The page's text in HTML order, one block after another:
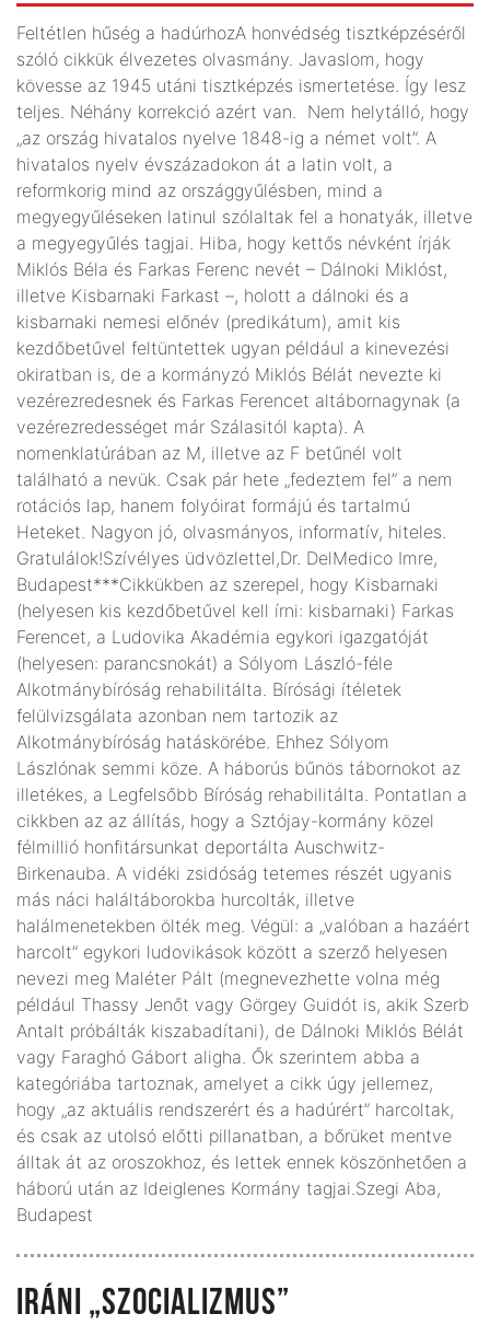
Feltétlen hűség a hadúrhozA honvédség tisztképzéséről
szóló cikkük élvezetes olvasmány. Javaslom, hogy
kövesse az 1945 utáni tisztképzés ismertetése. Így lesz
teljes. Néhány korrekció azért van. Nem helytálló, hogy
„az ország hivatalos nyelve 1848-ig a német volt”. A
hivatalos nyelv évszázadokon át a latin volt, a
reformkorig mind az országgyűlésben, mind a
megyegyűléseken latinul szólaltak fel a honatyák, illetve
a megyegyűlés tagjai. Hiba, hogy kettős névként írják
Miklós Béla és Farkas Ferenc nevét – Dálnoki Miklóst,
illetve Kisbarnaki Farkast –, holott a dálnoki és a
kisbarnaki nemesi előnév (predikátum), amit kis
kezdőbetűvel feltüntettek ugyan például a kinevezési
okiratban is, de a kormányzó Miklós Bélát nevezte ki
vezérezredesnek és Farkas Ferencet altábornagynak (a
vezérezredességet már Szálasitól kapta). A
nomenklatúrában az M, illetve az F betűnél volt
található a nevük. Csak pár hete „fedeztem fel” a nem
rotációs lap, hanem folyóirat formájú és tartalmú
Heteket. Nagyon jó, olvasmányos, informatív, hiteles.
Gratulálok!Szívélyes üdvözlettel,Dr. DelMedico Imre,
Budapest***Cikkükben az szerepel, hogy Kisbarnaki
(helyesen kis kezdőbetűvel kell írni: kisbarnaki) Farkas
Ferencet, a Ludovika Akadémia egykori igazgatóját
(helyesen: parancsnokát) a Sólyom László-féle
Alkotmánybíróság rehabilitálta. Bírósági ítéletek
felülvizsgálata azonban nem tartozik az
Alkotmánybíróság hatáskörébe. Ehhez Sólyom
Lászlónak semmi köze. A háborús bűnös tábornokot az
illetékes, a Legfelsőbb Bíróság rehabilitálta. Pontatlan a
cikkben az az állítás, hogy a Sztójay-kormány közel
félmillió honfitársunkat deportálta Auschwitz-
Birkenauba. A vidéki zsidóság tetemes részét ugyanis
más náci haláltáborokba hurcolták, illetve
halálmenetekben ölték meg. Végül: a „valóban a hazáért
harcolt” egykori ludovikások között a szerző helyesen
nevezi meg Maléter Pált (megnevezhette volna még
például Thassy Jenőt vagy Görgey Guidót is, akik Szerb
Antalt próbálták kiszabadítani), de Dálnoki Miklós Bélát
vagy Faraghó Gábort aligha. Ők szerintem abba a
kategóriába tartoznak, amelyet a cikk úgy jellemez,
hogy „az aktuális rendszerért és a hadúrért” harcoltak,
és csak az utolsó előtti pillanatban, a bőrüket mentve
álltak át az oroszokhoz, és lettek ennek köszönhetően a
háború után az Ideiglenes Kormány tagjai.Szegi Aba,
Budapest
IRÁNI „SZOCIALIZMUS”